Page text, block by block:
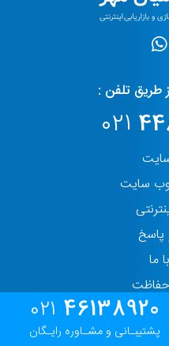
021 46138920
پشتیبـانی و مشـاوره رایـگان
طریق تلفن :
021
وب سایت
ما
مدیریت